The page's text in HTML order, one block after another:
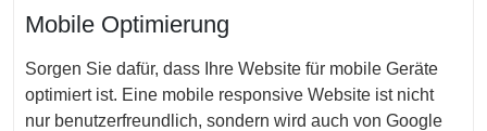
Mobile Optimierung
Sorgen Sie dafür, dass Ihre Website für mobile Geräte
optimiert ist. Eine mobile responsive Website ist nicht
nur benutzerfreundlich, sondern wird auch von Google